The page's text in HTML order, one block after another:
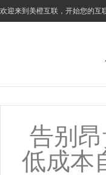
欢迎来到美橙互联，开始您的互
告别
低成本